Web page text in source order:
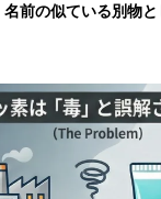
名前の似ている別物